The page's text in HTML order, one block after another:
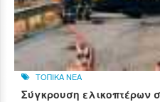
ΤΟΠΙΚΑ ΝΕΑ
Σύγκρουση ελικοπτέρων